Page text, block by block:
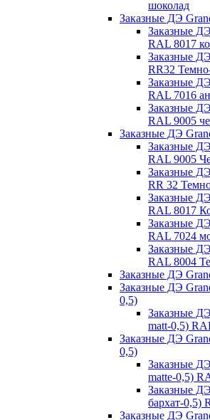
шоколад
Заказные ДЭ
Заказные
RAL 8017
Заказные
RR32
Заказные
RAL 7016
Заказные
RAL 9005
Заказные ДЭ
Заказные
RAL 9005
Заказные
RR 32
Заказные
RAL 8017
Заказные
RAL 7024
Заказные
RAL 8004
Заказные ДЭ
Заказные ДЭ
0,5)
Заказные
matt-0,5)
Заказные ДЭ
0,5)
Заказные
matte-0,5)
Заказные
бархат-0,5)
Заказные ДЭ